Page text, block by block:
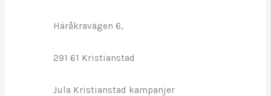
Häråkravägen 6,
291 61 Kristianstad
Jula Kristianstad kampanjer